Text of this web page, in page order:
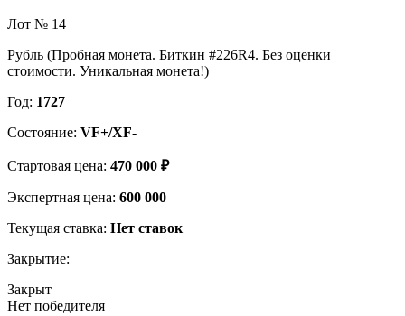
Лот № 14
Рубль (Пробная монета. Биткин #226R4. Без оценки
стоимости. Уникальная монета!)
Год: 1727
Состояние: VF+/XF-
Стартовая цена: 470 000 ₽
Экспертная цена: 600 000
Текущая ставка: Нет ставок
Закрытие:
Закрыт
Нет победителя